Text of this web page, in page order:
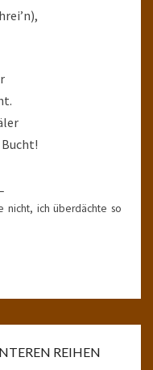
nicht, ich überdächte so
REIHEN